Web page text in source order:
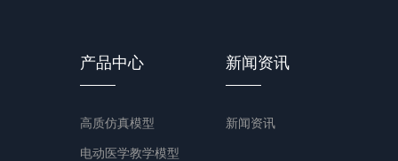
产品中心
高质仿真模型
电动医学教学模型
新闻资讯
新闻资讯